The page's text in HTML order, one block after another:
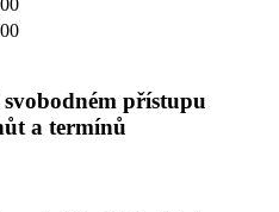
přístupu
a termínů